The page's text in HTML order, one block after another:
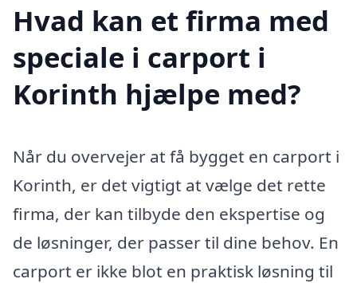
Hvad kan et firma med
speciale i carport i
Korinth hjælpe med?
Når du overvejer at få bygget en carport i
Korinth, er det vigtigt at vælge det rette
firma, der kan tilbyde den ekspertise og
de løsninger, der passer til dine behov. En
carport er ikke blot en praktisk løsning til